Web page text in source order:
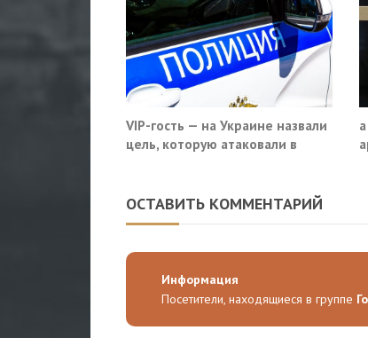
VIP-гость — на Украине назвали
цель, которую атаковали в
ОСТАВИТЬ КОММЕНТАРИЙ
Информация
Посетители, находящиеся в группе